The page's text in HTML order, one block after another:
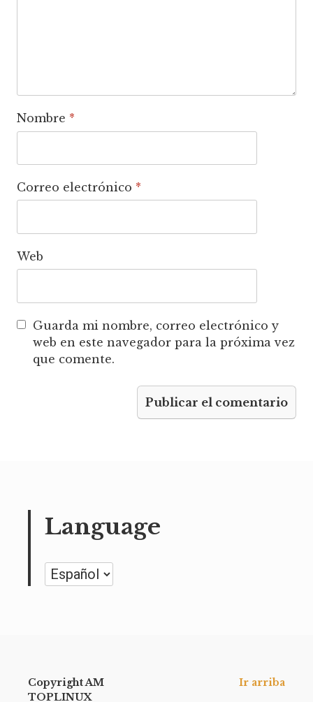
Nombre *
Correo electrónico *
Web
Guarda mi nombre, correo electrónico y
web en este navegador para la próxima vez
que comente.
Language
Language
Copyright AM
TOPLINUX
Ir arriba